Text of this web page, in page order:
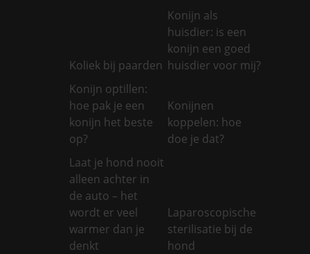
Koliek bij paarden
Konijn als
huisdier: is een
konijn een goed
huisdier voor mij?
Konijn optillen:
hoe pak je een
konijn het beste
op?
Konijnen
koppelen: hoe
doe je dat?
Laat je hond nooit
alleen achter in
de auto – het
wordt er veel
warmer dan je
denkt
Laparoscopische
sterilisatie bij de
hond